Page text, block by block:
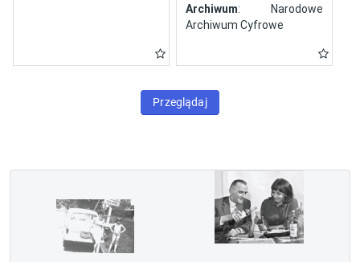
Siemaszki
Archiwum: Narodowe
Archiwum Cyfrowe
Przeglądaj